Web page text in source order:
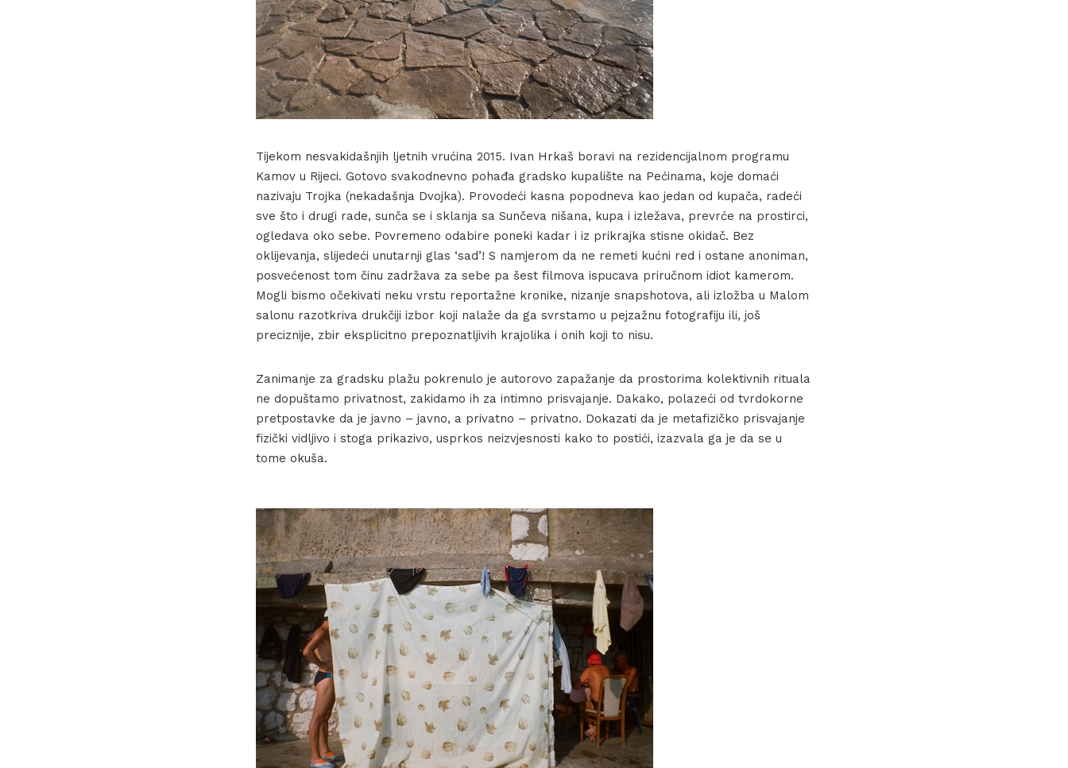
Tijekom nesvakidašnjih ljetnih vrućina 2015. Ivan Hrkaš boravi na rezidencijalnom programu
Kamov u Rijeci. Gotovo svakodnevno pohađa gradsko kupalište na Pećinama, koje domaći
nazivaju Trojka (nekadašnja Dvojka). Provodeći kasna popodneva kao jedan od kupača, radeći
sve što i drugi rade, sunča se i sklanja sa Sunčeva nišana, kupa i izležava, prevrće na prostirci,
ogledava oko sebe. Povremeno odabire poneki kadar i iz prikrajka stisne okidač. Bez
oklijevanja, slijedeći unutarnji glas ‘sad’! S namjerom da ne remeti kućni red i ostane anoniman,
posvećenost tom činu zadržava za sebe pa šest filmova ispucava priručnom idiot kamerom.
Mogli bismo očekivati neku vrstu reportažne kronike, nizanje snapshotova, ali izložba u Malom
salonu razotkriva drukčiji izbor koji nalaže da ga svrstamo u pejzažnu fotografiju ili, još
preciznije, zbir eksplicitno prepoznatljivih krajolika i onih koji to nisu.
Zanimanje za gradsku plažu pokrenulo je autorovo zapažanje da prostorima kolektivnih rituala
ne dopuštamo privatnost, zakidamo ih za intimno prisvajanje. Dakako, polazeći od tvrdokorne
pretpostavke da je javno – javno, a privatno – privatno. Dokazati da je metafizičko prisvajanje
fizički vidljivo i stoga prikazivo, usprkos neizvjesnosti kako to postići, izazvala ga je da se u
tome okuša.